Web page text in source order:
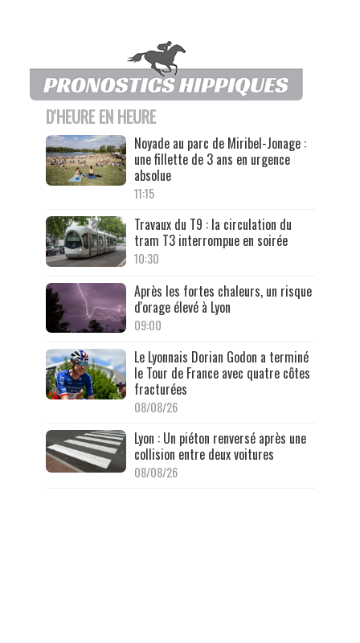
D'HEURE EN HEURE
Noyade au parc de Miribel-Jonage :
une fillette de 3 ans en urgence
absolue
11:15
Travaux du T9 : la circulation du
tram T3 interrompue en soirée
10:30
Après les fortes chaleurs, un risque
d'orage élevé à Lyon
09:00
Le Lyonnais Dorian Godon a terminé
le Tour de France avec quatre côtes
fracturées
08/08/26
Lyon : Un piéton renversé après une
collision entre deux voitures
08/08/26